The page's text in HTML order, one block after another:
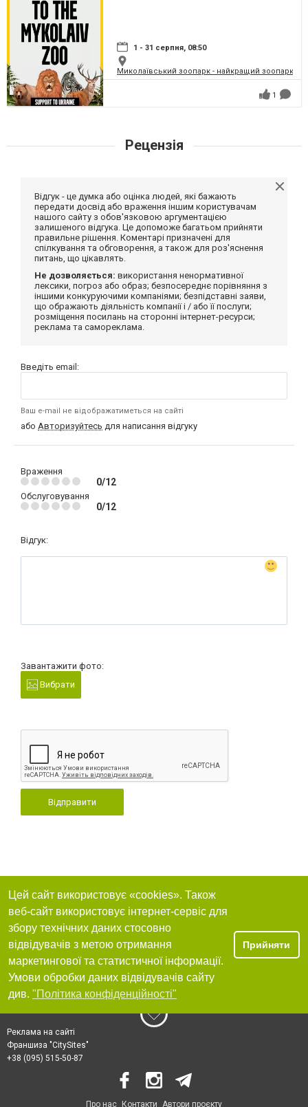
1 - 31 серпня, 08:50
Миколаївський зоопарк - найкращий зоопарк
1
Рецензія
Відгук - це думка або оцінка людей, які бажають
передати досвід або враження іншим користувачам
нашого сайту з обов'язковою аргументацією
залишеного відгука. Це допоможе багатьом прийняти
правильне рішення. Коментарі призначені для
спілкування та обговорення, а також для роз'яснення
питань, що цікавлять.
Не дозволяється: використання ненормативної
лексики, погроз або образ; безпосереднє порівняння з
іншими конкуруючими компаніями; безпідставні заяви,
що ображають діяльність компанії і / або її послуги;
розміщення посилань на сторонні інтернет-ресурси;
реклама та самореклама.
Введіть email:
Ваш e-mail не відображатиметься на сайті
або Авторизуйтесь для написання відгуку
Враження
0/12
Обслуговування
0/12
Відгук:
Завантажити фото:
Вибрати
Відправити
Цей сайт використовує «cookies». Також
веб-сайт використовує інтернет-сервіс для
збору технічних даних стосовно
відвідувачів з метою отримання
маркетингової та статистичної інформації.
Умови обробки даних відвідувачів сайту
див. "Політика конфіденційності"
Прийняти
Реклама на сайті
Франшиза "CitySites"
+38 (095) 515-50-87
Про нас Контакти Автори проєкту